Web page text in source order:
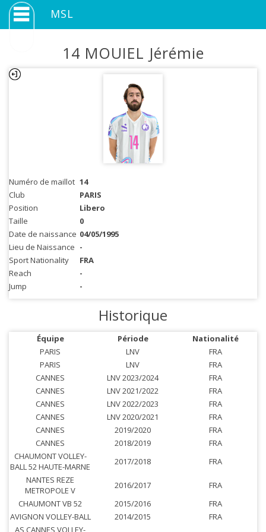
MSL
14 MOUIEL Jérémie
Numéro de maillot 14
Club
PARIS
Position
Libero
Taille
0
Date de naissance 04/05/1995
Lieu de Naissance -
Sport Nationality
FRA
Reach
-
Jump
-
Historique
Équipe Période
Nationalité
PARIS
LNV
FRA
PARIS
LNV
FRA
CANNES
LNV 2023/2024
FRA
CANNES
LNV 2021/2022
FRA
CANNES
LNV 2022/2023
FRA
CANNES
LNV 2020/2021
FRA
CANNES
2019/2020
FRA
CANNES
2018/2019
FRA
CHAUMONT VOLLEY-
BALL 52 HAUTE-MARNE
2017/2018
FRA
NANTES REZE
METROPOLE V
2016/2017
FRA
CHAUMONT VB 52
2015/2016
FRA
AVIGNON VOLLEY-BALL
2014/2015
FRA
AS CANNES VOLLEY-